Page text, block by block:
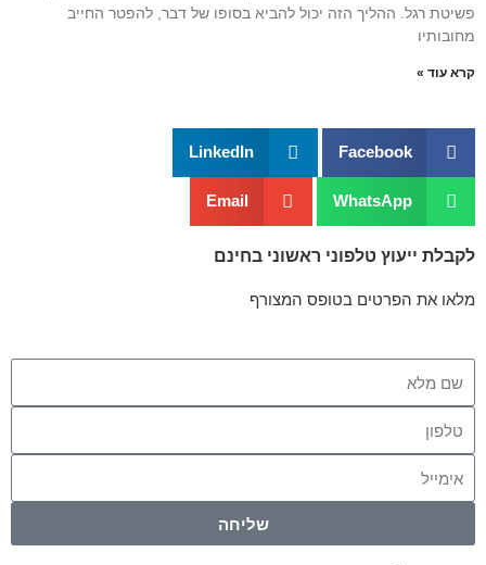
פשיטת רגל. ההליך הזה יכול להביא בסופו של דבר, להפטר החייב
מחובותיו
קרא עוד »
Facebook
LinkedIn
WhatsApp
Email
לקבלת ייעוץ טלפוני ראשוני בחינם
מלאו את הפרטים בטופס המצורף
שליחה